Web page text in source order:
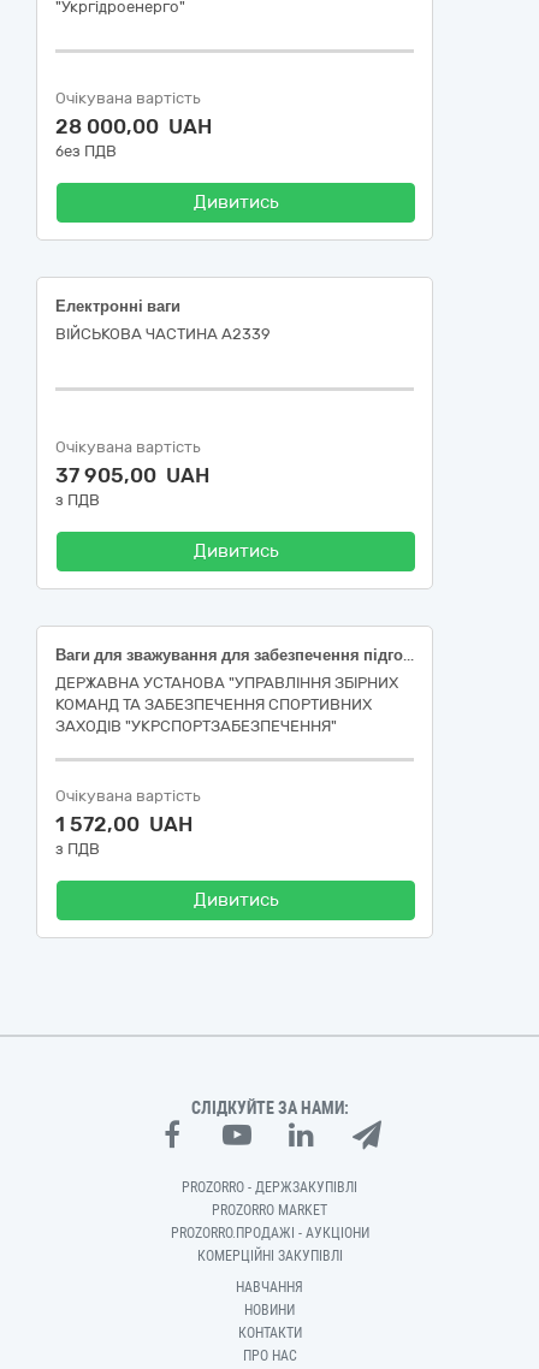
"Укргідроенерго"
Очікувана вартість
28 000,00 UAH
без ПДВ
Дивитись
Електронні ваги
ВІЙСЬКОВА ЧАСТИНА А2339
Очікувана вартість
37 905,00 UAH
з ПДВ
Дивитись
Ваги для зважування для забезпечення підготовки національної збірної команди України з акробатичного рок-н-ролу до участі в міжнародних змаганнях у 2026 році (ДК 021:2015: 38310000-1 — Високоточні терези)(наказ 2357)
ДЕРЖАВНА УСТАНОВА "УПРАВЛІННЯ ЗБІРНИХ
КОМАНД ТА ЗАБЕЗПЕЧЕННЯ СПОРТИВНИХ
ЗАХОДІВ "УКРСПОРТЗАБЕЗПЕЧЕННЯ"
Очікувана вартість
1 572,00 UAH
з ПДВ
Дивитись
СЛІДКУЙТЕ ЗА НАМИ:
PROZORRO - ДЕРЖЗАКУПІВЛІ
PROZORRO MARKET
PROZORRO.ПРОДАЖІ - АУКЦІОНИ
КОМЕРЦІЙНІ ЗАКУПІВЛІ
НАВЧАННЯ
НОВИНИ
КОНТАКТИ
ПРО НАС